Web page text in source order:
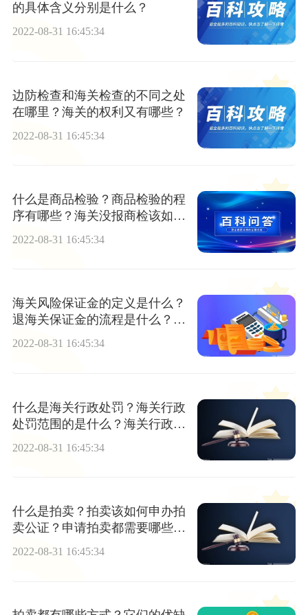
的具体含义分别是什么？
2022-08-31 16:45:34
边防检查和海关检查的不同之处
在哪里？海关的权利又有哪些？
2022-08-31 16:45:34
什么是商品检验？商品检验的程
序有哪些？海关没报商检该如何
2022-08-31 16:45:34
海关风险保证金的定义是什么？
退海关保证金的流程是什么？该
退给谁？
2022-08-31 16:45:34
什么是海关行政处罚？海关行政
处罚范围的是什么？海关行政处
2022-08-31 16:45:34
什么是拍卖？拍卖该如何申办拍
卖公证？申请拍卖都需要哪些材
料？
2022-08-31 16:45:34